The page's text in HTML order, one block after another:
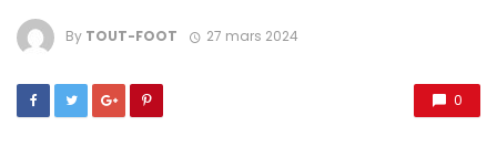
By TOUT-FOOT 27 mars 2024
0